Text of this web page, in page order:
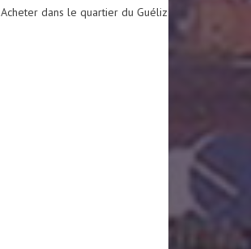
Acheter dans le quartier du Guéliz